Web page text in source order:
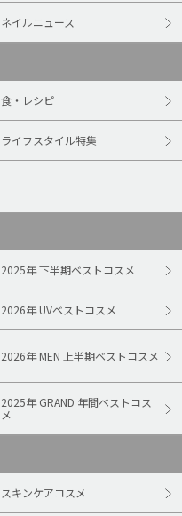
ネイルニュース
食・レシピ
ライフスタイル特集
2025年 下半期ベストコスメ
2026年 UVベストコスメ
2026年 MEN 上半期ベストコスメ
2025年 GRAND 年間ベストコス
メ
スキンケアコスメ